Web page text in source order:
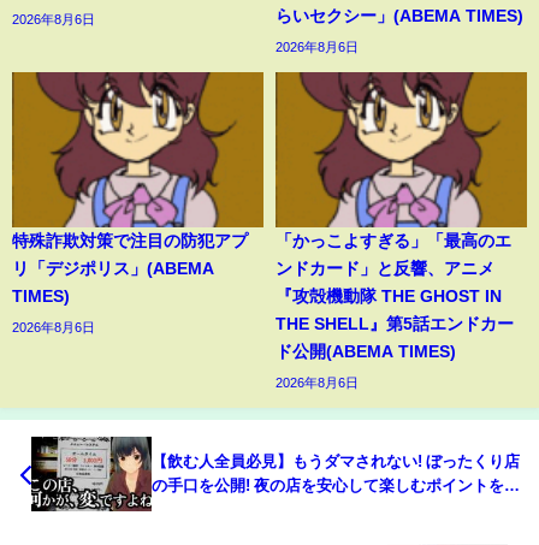
2026年8月6日
らいセクシー」(ABEMA TIMES)
2026年8月6日
特殊詐欺対策で注目の防犯アプ
リ「デジポリス」(ABEMA
TIMES)
2026年8月6日
「かっこよすぎる」「最高のエ
ンドカード」と反響、アニメ
『攻殻機動隊 THE GHOST IN
THE SHELL』第5話エンドカー
ド公開(ABEMA TIMES)
2026年8月6日
【飲む人全員必見】もうダマされない! ぼったくり店
の手口を公開! 夜の店を安心して楽しむポイントを解